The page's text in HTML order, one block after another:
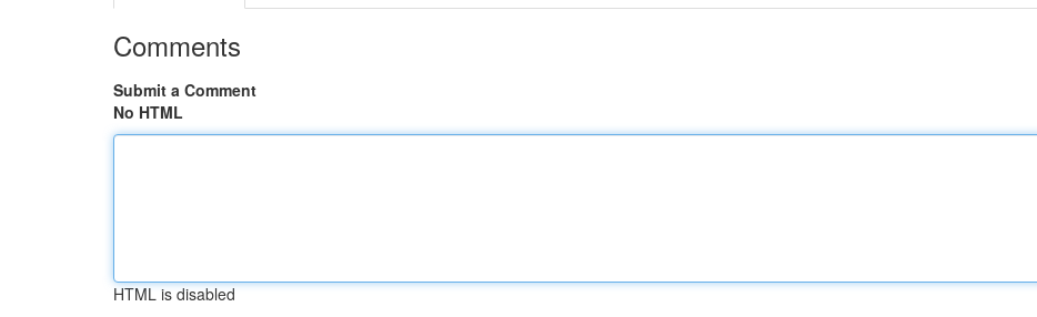
Comments
Submit a Comment
No HTML
HTML is disabled